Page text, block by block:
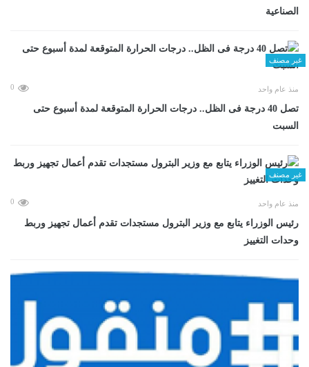
الصناعية
غير مصنف
منذ عام واحد 0
تصل 40 درجة فى الظل.. درجات الحرارة المتوقعة لمدة أسبوع حتى
السبت
غير مصنف
منذ عام واحد 0
رئيس الوزراء يتابع مع وزير البترول مستجدات تقدم أعمال تجهيز وربط
وحدات التغييز